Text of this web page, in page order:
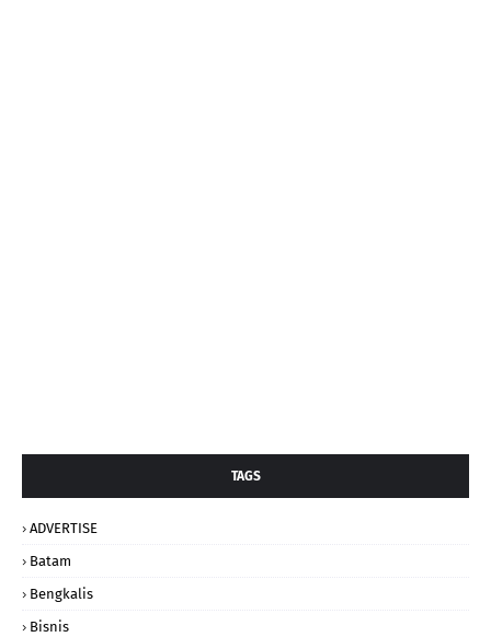
TAGS
ADVERTISE
Batam
Bengkalis
Bisnis